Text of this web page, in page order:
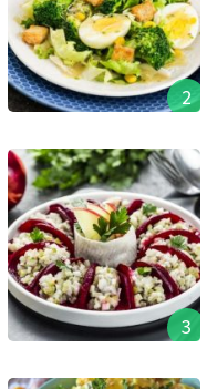
2
3